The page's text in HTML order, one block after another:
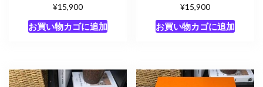
¥15,900
お買い物カゴに追加
¥15,900
お買い物カゴに追加